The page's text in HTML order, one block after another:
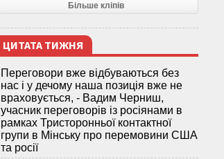
Більше кліпів
ЦИТАТА ТИЖНЯ
Переговори вже відбуваються без
нас і у дечому наша позиція вже не
враховується, - Вадим Черниш,
учасник переговорів із росіянами в
рамках Тристоронньої контактної
групи в Мінську про перемовини США
та росії